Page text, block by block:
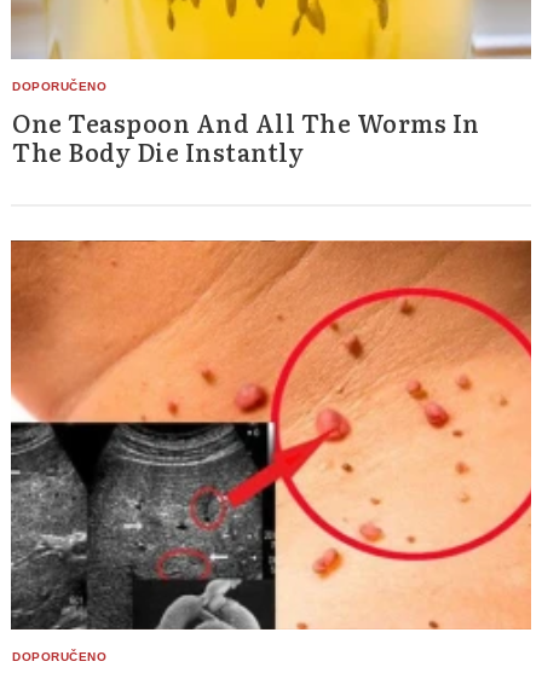
One Teaspoon And All The Worms In
The Body Die Instantly